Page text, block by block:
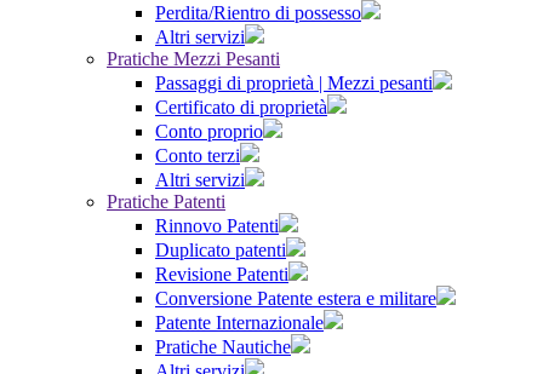
Perdita/Rientro di possesso
Altri servizi
Pratiche Mezzi Pesanti
Passaggi di proprietà | Mezzi pesanti
Certificato di proprietà
Conto proprio
Conto terzi
Altri servizi
Pratiche Patenti
Rinnovo Patenti
Duplicato patenti
Revisione Patenti
Conversione Patente estera e militare
Patente Internazionale
Pratiche Nautiche